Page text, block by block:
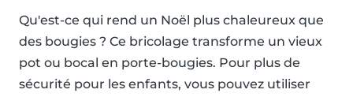
Qu'est-ce qui rend un Noël plus chaleureux que
des bougies ? Ce bricolage transforme un vieux
pot ou bocal en porte-bougies. Pour plus de
sécurité pour les enfants, vous pouvez utiliser